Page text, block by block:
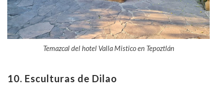
Temazcal del hotel Valla Mistico en Tepoztlán
10. Esculturas de Dilao